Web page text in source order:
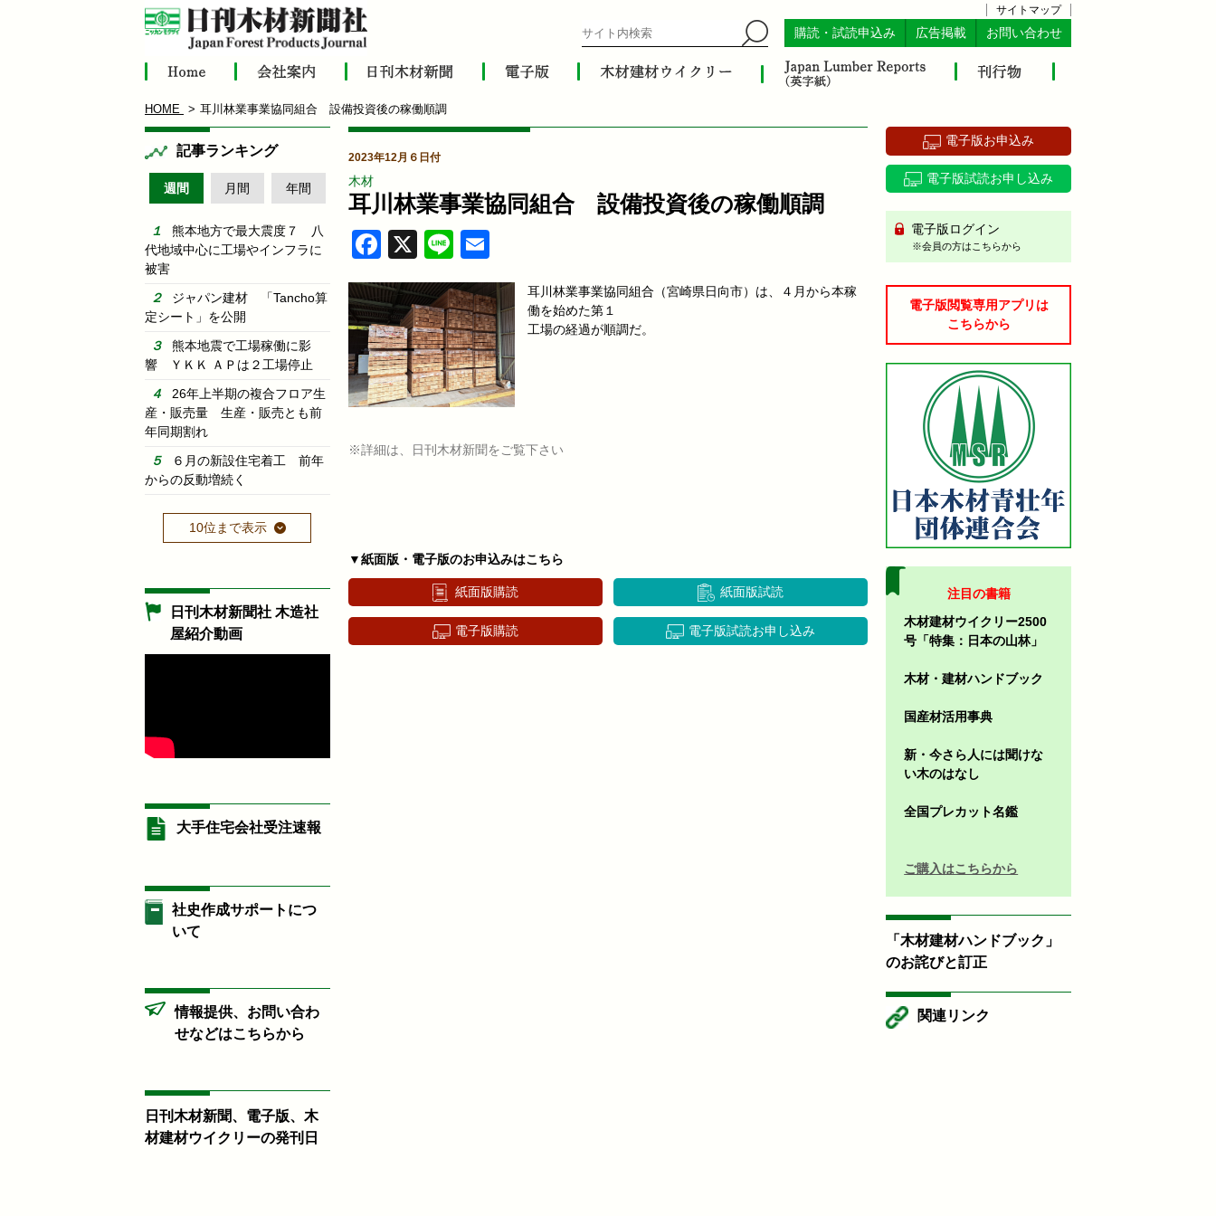
サイトマップ
購読・試読申込み 広告掲載 お問い合わせ
HOME 耳川林業事業協同組合 設備投資後の稼働順調
2023年12月６日付
木材
耳川林業事業協同組合 設備投資後の稼働順調
Facebook
X Line
耳川林業事業協同組合（宮崎県日向市）は、４月から本稼
働を始めた第１
工場の経過が順調だ。
※詳細は、日刊木材新聞をご覧下さい
▼紙面版・電子版のお申込みはこちら
紙面版購読 紙面版試読
電子版購読 電子版試読お申し込み
記事ランキング
週間 月間 年間
熊本地方で最大震度７ 八
代地域中心に工場やインフラに
被害
ジャパン建材 「Tancho算
定シート」を公開
熊本地震で工場稼働に影
響 ＹＫＫ ＡＰは２工場停止
26年上半期の複合フロア生
産・販売量 生産・販売とも前
年同期割れ
６月の新設住宅着工 前年
からの反動増続く
10位まで表示
日刊木材新聞社 木造社
屋紹介動画
大手住宅会社受注速報
社史作成サポートにつ
いて
情報提供、お問い合わ
せなどはこちらから
日刊木材新聞、電子版、木
材建材ウイクリーの発刊日
電子版お申込み
電子版試読お申し込み
電子版ログイン
※会員の方はこちらから
電子版閲覧専用アプリは
こちらから
注目の書籍
木材建材ウイクリー2500
号「特集：日本の山林」
木材・建材ハンドブック
国産材活用事典
新・今さら人には聞けな
い木のはなし
全国プレカット名鑑
ご購入はこちらから
「木材建材ハンドブック」
のお詫びと訂正
関連リンク